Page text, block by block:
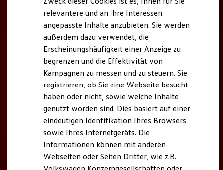
Kurzfahrprofile und Ölverdünnung
XTL-Dieselkraftstoff
Ersatzteile und Betriebsflüssigkeiten
Original Zubehör und Lifestyle Produkte
myVolkswagen
myVolkswagen Business
Elektrisch & Autonom
Elektro - & Hybridfahrzeuge
Unser Ansatz
Klimafreundlicher Strom
Reichweite & Ladelösungen
Reichweitensimulator
Ladezeitensimulator
Ladelösungen für Privatkunden
Ladelösungen für Gewerbekunden
Wallbox und Ladekabel
relevantere und an Ihre Interessen
angepasste Inhalte anzubieten. Sie werden
außerdem dazu verwendet, die
Erscheinungshäufigkeit einer Anzeige zu
begrenzen und die Effektivität von
Kampagnen zu messen und zu steuern. Sie
registrieren, ob Sie eine Webseite besucht
haben oder nicht, sowie welche Inhalte
genutzt worden sind. Dies basiert auf einer
eindeutigen Identifikation Ihres Browsers
sowie Ihres Internetgeräts. Die
Informationen können mit anderen
Webseiten oder Seiten Dritter, wie z.B.
Volkswagen Konzerngesellschaften oder